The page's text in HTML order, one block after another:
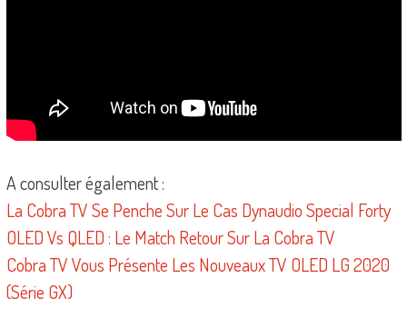
A consulter également :
La Cobra TV Se Penche Sur Le Cas Dynaudio Special Forty
OLED Vs QLED : Le Match Retour Sur La Cobra TV
Cobra TV Vous Présente Les Nouveaux TV OLED LG 2020
(Série GX)